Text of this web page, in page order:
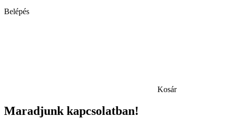
Belépés
Kosár
Maradjunk kapcsolatban!